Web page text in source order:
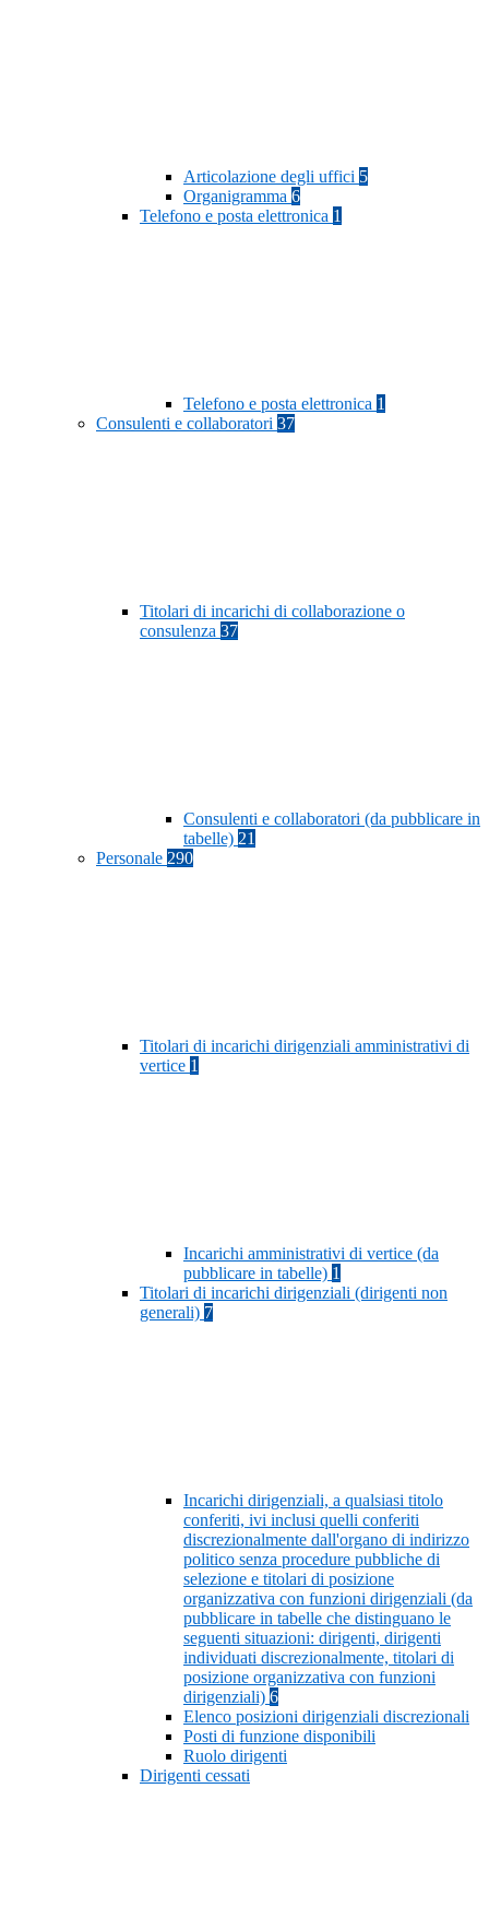
Articolazione degli uffici 5
Organigramma 6
Telefono e posta elettronica 1
Telefono e posta elettronica 1
Consulenti e collaboratori 37
Titolari di incarichi di collaborazione o
consulenza 37
Consulenti e collaboratori (da pubblicare in
tabelle) 21
Personale 290
Titolari di incarichi dirigenziali amministrativi di
vertice 1
Incarichi amministrativi di vertice (da
pubblicare in tabelle) 1
Titolari di incarichi dirigenziali (dirigenti non
generali) 7
Incarichi dirigenziali, a qualsiasi titolo
conferiti, ivi inclusi quelli conferiti
discrezionalmente dall'organo di indirizzo
politico senza procedure pubbliche di
selezione e titolari di posizione
organizzativa con funzioni dirigenziali (da
pubblicare in tabelle che distinguano le
seguenti situazioni: dirigenti, dirigenti
individuati discrezionalmente, titolari di
posizione organizzativa con funzioni
dirigenziali) 6
Elenco posizioni dirigenziali discrezionali
Posti di funzione disponibili
Ruolo dirigenti
Dirigenti cessati